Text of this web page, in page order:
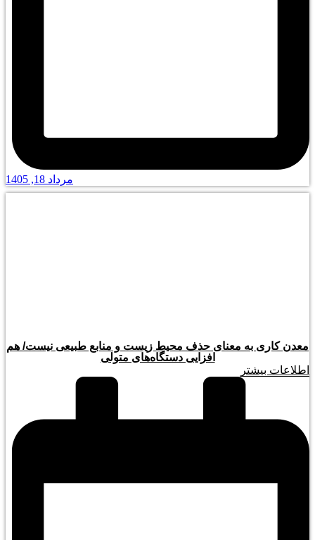
مرداد 18, 1405
معدن کاری به معنای حذف محیط زیست و منابع طبیعی نیست/ هم
افزایی دستگاه‌های متولی
اطلاعات بیشتر